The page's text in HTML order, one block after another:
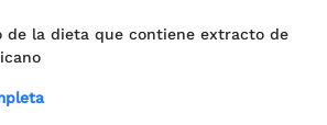
de la dieta que contiene extracto de